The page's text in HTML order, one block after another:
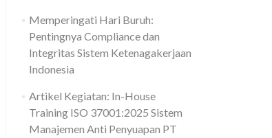
Memperingati Hari Buruh:
Pentingnya Compliance dan
Integritas Sistem Ketenagakerjaan
Indonesia
Artikel Kegiatan: In-House
Training ISO 37001:2025 Sistem
Manajemen Anti Penyuapan PT